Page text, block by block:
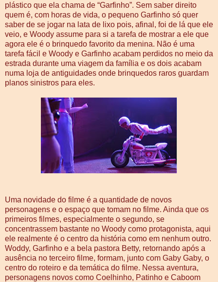
plástico que ela chama de “Garfinho”. Sem saber direito
quem é, com horas de vida, o pequeno Garfinho só quer
saber de se jogar na lata de lixo pois, afinal, foi de lá que ele
veio, e Woody assume para si a tarefa de mostrar a ele que
agora ele é o brinquedo favorito da menina. Não é uma
tarefa fácil e Woody e Garfinho acabam perdidos no meio da
estrada durante uma viagem da família e os dois acabam
numa loja de antiguidades onde brinquedos raros guardam
planos sinistros para eles.
Uma novidade do filme é a quantidade de novos
personagens e o espaço que tomam no filme. Ainda que os
primeiros filmes, especialmente o segundo, se
concentrassem bastante no Woody como protagonista, aqui
ele realmente é o centro da história como em nenhum outro.
Woddy, Garfinho e a bela pastora Betty, retornando após a
ausência no terceiro filme, formam, junto com Gaby Gaby, o
centro do roteiro e da temática do filme. Nessa aventura,
personagens novos como Coelhinho, Patinho e Caboom